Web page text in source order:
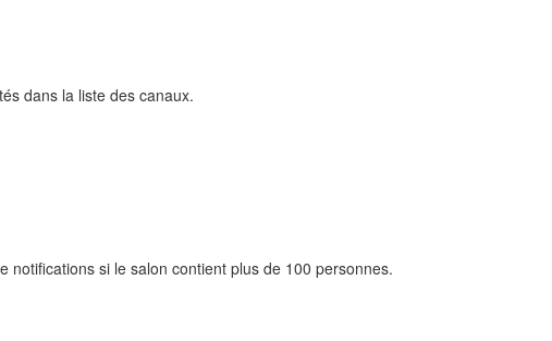
dans la liste des canaux.
si le salon contient plus de 100 personnes.